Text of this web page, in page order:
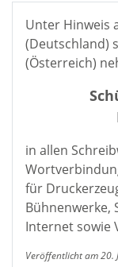
Unter Hinweis
(Deutschland)
(Österreich)
in allen
für
Bühnenwerke,
Internet sowie
Veröffentlicht am 20.